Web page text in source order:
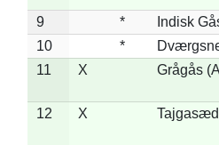
9 *
Indisk
10
*
11
X Grågås
12 X